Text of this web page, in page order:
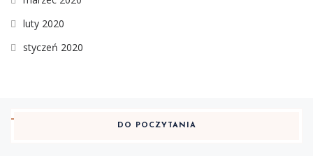
luty 2020
styczeń 2020
DO POCZYTANIA